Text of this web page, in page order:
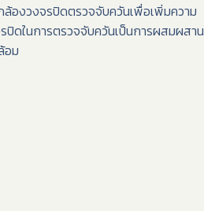
องวงจรปิดตรวจจับควันเพื่อเพิ่มความ
ดในการตรวจจับควันเป็นการผสมผสาน
อม